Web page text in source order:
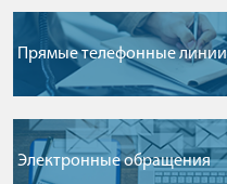
Прямые телефонные линии
Электронные обращения